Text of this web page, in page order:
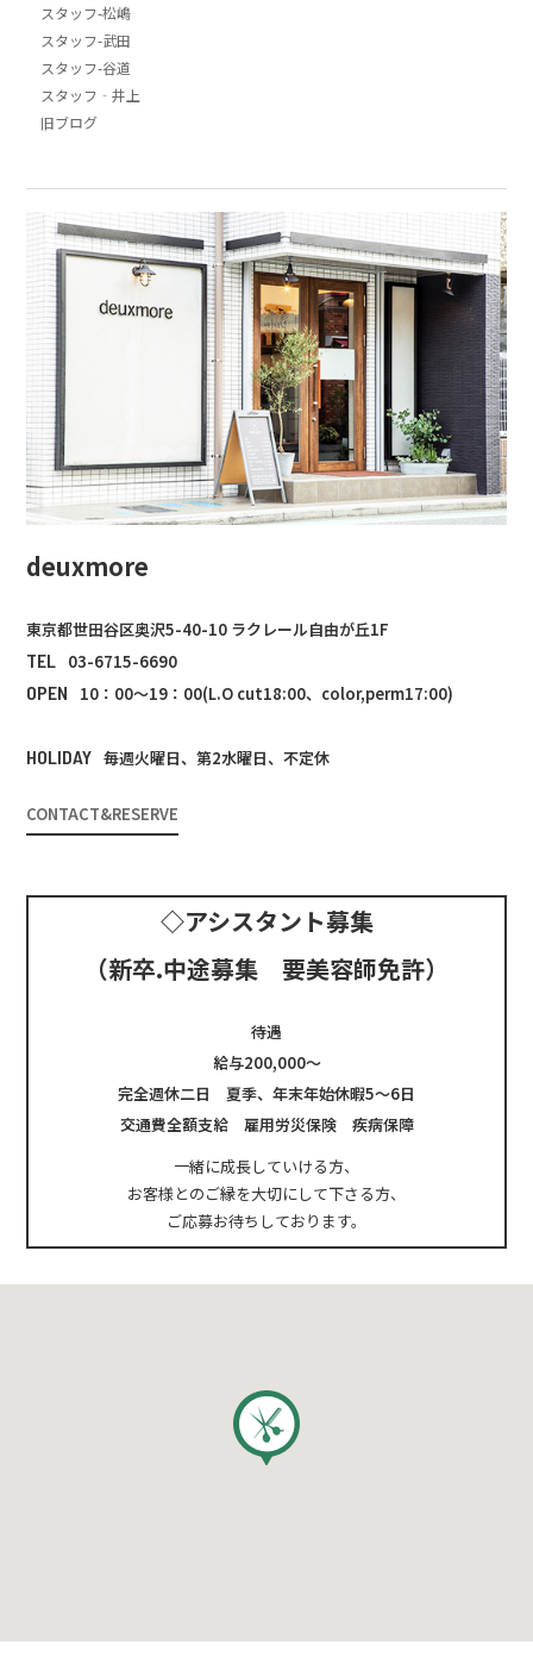
スタッフ-松嶋
スタッフ-武田
スタッフ-谷道
スタッフ‐井上
旧ブログ
deuxmore
東京都世田谷区奥沢5-40-10 ラクレール自由が丘1F
TEL 03-6715-6690
OPEN
10：00～19：00(L.O cut18:00、color,perm17:00)
HOLIDAY 毎週火曜日、第2水曜日、不定休
CONTACT&RESERVE
◇アシスタント募集
（新卒.中途募集 要美容師免許）
待遇
給与200,000～
完全週休二日 夏季、年末年始休暇5～6日
交通費全額支給 雇用労災保険 疾病保障
一緒に成長していける方、
お客様とのご縁を大切にして下さる方、
ご応募お待ちしております。